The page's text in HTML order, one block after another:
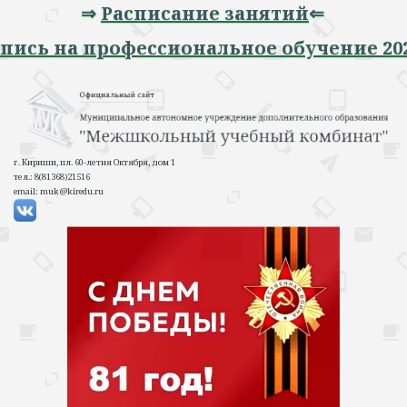
Расписание занятий⇐
профессиональное обучение 2026-
г. Кириши, пл. 60-летия Октября, дом 1
тел.: 8(81368)21516
email: muk@kiredu.ru